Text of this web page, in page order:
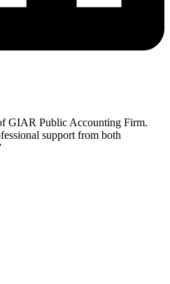
GIAR Public Accounting Firm.
support from both